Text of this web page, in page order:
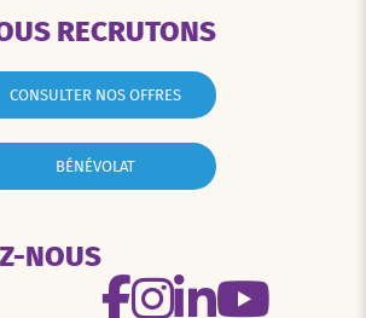
RECRUTONS
CONSULTER NOS OFFRES
BÉNÉVOLAT
NOUS